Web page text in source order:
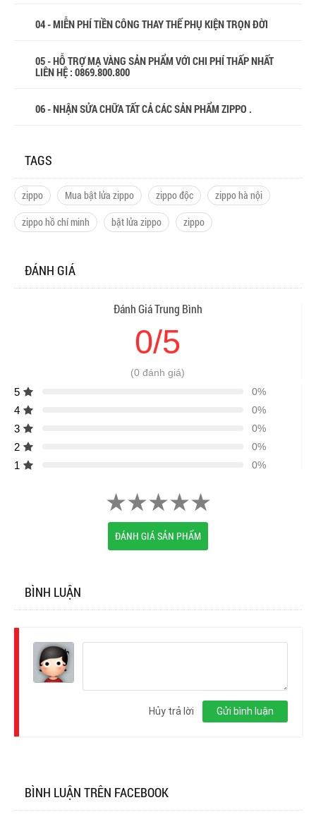
04 - MIỄN PHÍ TIỀN CÔNG THAY THẾ PHỤ KIỆN TRỌN ĐỜI
05 - HỖ TRỢ MẠ VÀNG SẢN PHẨM VỚI CHI PHÍ THẤP NHẤT
LIÊN HỆ : 0869.800.800
06 - NHẬN SỬA CHỮA TẤT CẢ CÁC SẢN PHẨM ZIPPO .
TAGS
zippo Mua bật lửa zippo zippo độc
zippo hà nội
zippo hồ chí minh
bật lửa zippo zippo
ĐÁNH GIÁ
Đánh Giá Trung Bình
0/5
(0 đánh giá)
5 0%
4 0%
3 0%
2 0%
1 0%
ĐÁNH GIÁ SẢN PHẨM
BÌNH LUẬN
Gửi bình luận
Hủy trả lời
BÌNH LUẬN TRÊN FACEBOOK